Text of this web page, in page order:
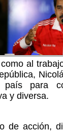
al
país para
y diversa.
de acción,